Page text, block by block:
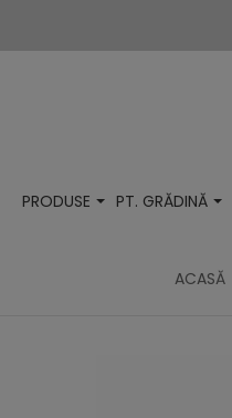
PRODUSE PT. GRĂDINĂ
ACASĂ